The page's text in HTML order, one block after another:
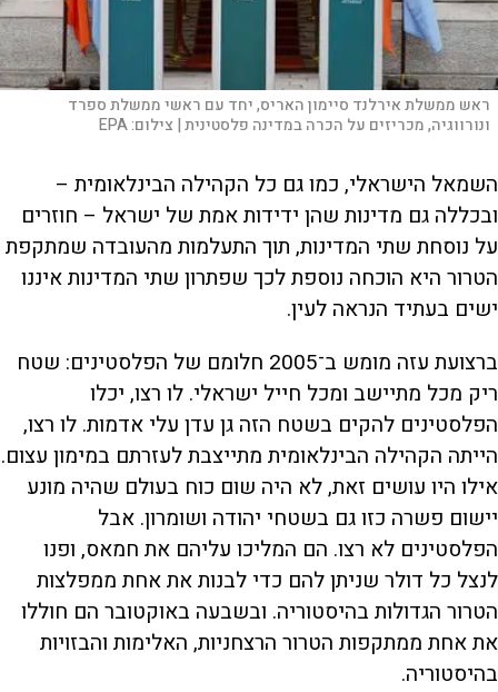
ראש ממשלת אירלנד סיימון האריס, יחד עם ראשי ממשלת ספרד
ונורווגיה, מכריזים על הכרה במדינה פלסטינית | צילום:EPA
השמאל הישראלי, כמו גם כל הקהילה הבינלאומית –
ובכללה גם מדינות שהן ידידות אמת של ישראל – חוזרים
על נוסחת שתי המדינות, תוך התעלמות מהעובדה שמתקפת
הטרור היא הוכחה נוספת לכך שפתרון שתי המדינות איננו
ישים בעתיד הנראה לעין.
ברצועת עזה מומש ב־2005 חלומם של הפלסטינים: שטח
ריק מכל מתיישב ומכל חייל ישראלי. לו רצו, יכלו
הפלסטינים להקים בשטח הזה גן עדן עלי אדמות. לו רצו,
הייתה הקהילה הבינלאומית מתייצבת לעזרתם במימון עצום.
אילו היו עושים זאת, לא היה שום כוח בעולם שהיה מונע
יישום פשרה כזו גם בשטחי יהודה ושומרון. אבל
הפלסטינים לא רצו. הם המליכו עליהם את חמאס, ופנו
לנצל כל דולר שניתן להם כדי לבנות את אחת ממפלצות
הטרור הגדולות בהיסטוריה. ובשבעה באוקטובר הם חוללו
את אחת ממתקפות הטרור הרצחניות, האלימות והבזויות
בהיסטוריה.